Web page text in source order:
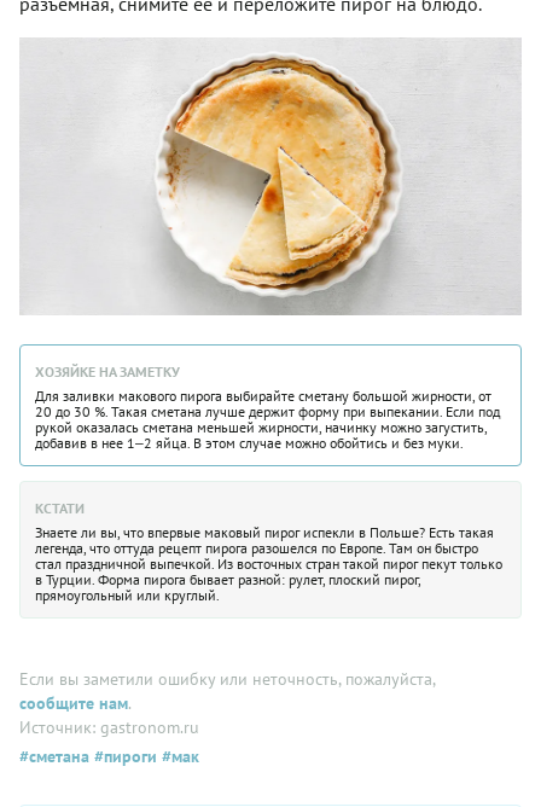
ХОЗЯЙКЕ НА ЗАМЕТКУ
Для заливки макового пирога выбирайте сметану большой жирности, от
20 до 30 %. Такая сметана лучше держит форму при выпекании. Если под
рукой оказалась сметана меньшей жирности, начинку можно загустить,
добавив в нее 1‒2 яйца. В этом случае можно обойтись и без муки.
КСТАТИ
Знаете ли вы, что впервые маковый пирог испекли в Польше? Есть такая
легенда, что оттуда рецепт пирога разошелся по Европе. Там он быстро
стал праздничной выпечкой. Из восточных стран такой пирог пекут только
в Турции. Форма пирога бывает разной: рулет, плоский пирог,
прямоугольный или круглый.
Если вы заметили ошибку или неточность, пожалуйста,
сообщите нам.
Источник: gastronom.ru
#сметана #пироги #мак